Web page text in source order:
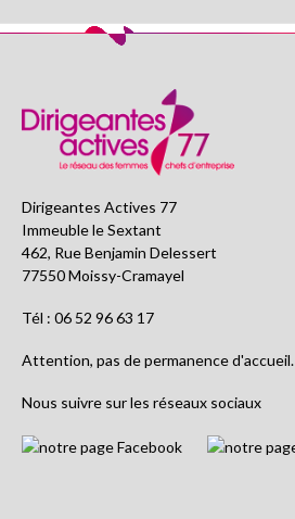
Dirigeantes Actives 77
Immeuble le Sextant
462, Rue Benjamin Delessert
77550 Moissy-Cramayel
Tél : 06 52 96 63 17
Attention, pas de permanence d'accueil.
Nous suivre sur les réseaux sociaux